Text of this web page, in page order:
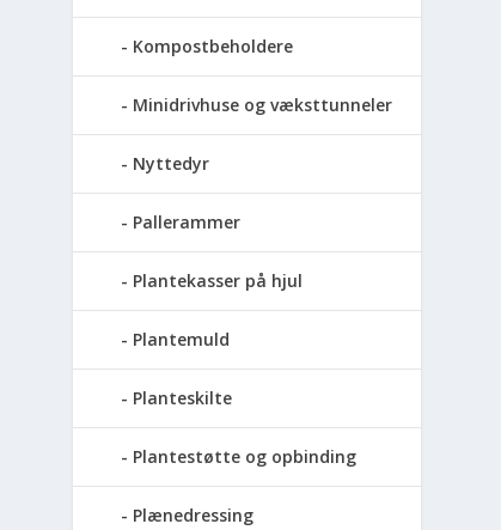
Kompostbeholdere
Minidrivhuse og væksttunneler
Nyttedyr
Pallerammer
Plantekasser på hjul
Plantemuld
Planteskilte
Plantestøtte og opbinding
Plænedressing